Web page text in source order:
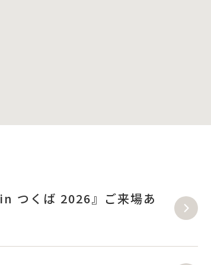
つくば 2026』ご来場あ